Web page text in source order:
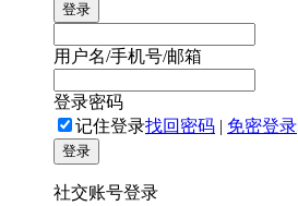
登录
用户名/手机号/邮箱
登录密码
记住登录找回密码 | 免密登录
登录
社交账号登录